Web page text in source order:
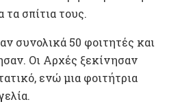
σπίτια τους.
συνολικά 50 φοιτητές και
Οι Αρχές ξεκίνησαν
ενώ μια φοιτήτρια